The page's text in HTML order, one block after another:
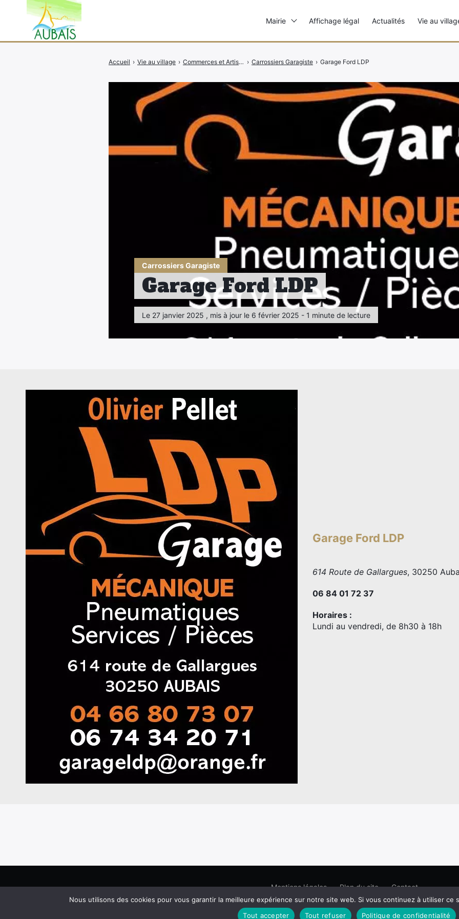
Carrossiers Garagiste
Garage Ford LDP
Le 27 janvier 2025 , mis à jour le 6 février 2025 - 1 minute de lecture
Accueil › Vie au village › Commerces et Artisans › Carrossiers Garagiste › Garage Ford LDP
Garage Ford LDP
614 Route de Gallargues, 30250
06 84 01 72 37
Horaires :
Lundi au vendredi, de 8h30 à 18h
Mairie Affichage légal Actualités Vie au
Mentions légales Plan du site Contact
Nous utilisons des cookies pour vous garantir la meilleure expérience sur notre site web. Si vous continuez à utiliser
Tout accepter
Tout refuser Politique de confidentialité